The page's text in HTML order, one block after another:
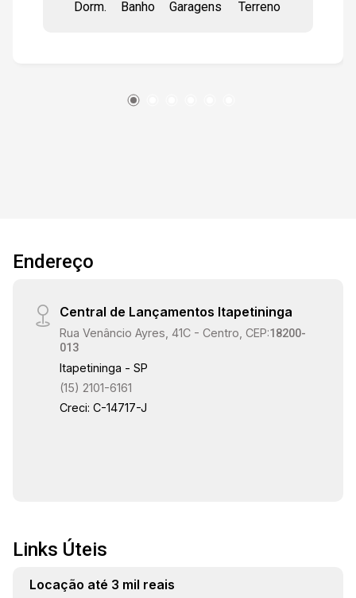
com piso em madeira nos dormitórios e piso
Dorm.
Banho
Garagens
Terreno
Endereço
Central de Lançamentos Itapetininga
Rua Venâncio Ayres, 41C - Centro, CEP:18200-
013
Itapetininga - SP
(15) 2101-6161
Creci: C-14717-J
Links Úteis
Locação até 3 mil reais